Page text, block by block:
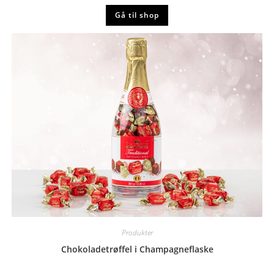
Gå til shop
Produkter
Chokoladetrøffel i Champagneflaske